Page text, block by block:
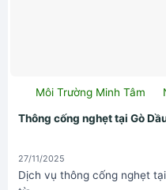
Môi Trường Minh Tâm
Thông cống nghẹt tại Gò
27/11/2025
Dịch vụ thông cống nghẹt